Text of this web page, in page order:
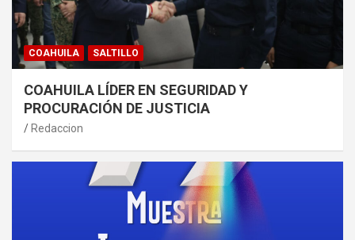
COAHUILA SALTILLO
COAHUILA LÍDER EN SEGURIDAD Y
PROCURACIÓN DE JUSTICIA
Redaccion